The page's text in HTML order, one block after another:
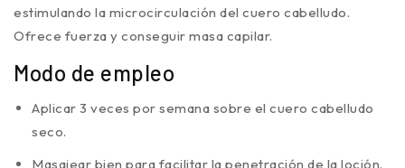
estimulando la microcirculación del cuero cabelludo.
Ofrece fuerza y conseguir masa capilar.
Modo de empleo
Aplicar 3 veces por semana sobre el cuero cabelludo
seco.
Masajear bien para facilitar la penetración de la loción.